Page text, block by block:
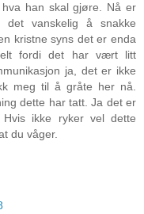
han skal gjøre. Nå er
vanskelig å snakke
kristne syns det er enda
fordi det har vært litt
ja, det er ikke
meg til å gråte her nå.
dette har tatt. Ja det er
ikke ryker vel dette
du våger.